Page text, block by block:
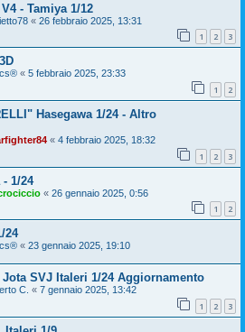
- Tamiya 1/12
« 26 febbraio 2025, 13:31
1 2 3
« 5 febbraio 2025, 23:33
1 2
Hasegawa 1/24 - Altro
« 4 febbraio 2025, 18:32
1 2 3
1/24
« 26 gennaio 2025, 0:56
1 2
24
« 23 gennaio 2025, 19:10
SVJ Italeri 1/24 Aggiornamento
C. « 7 gennaio 2025, 13:42
1 2 3